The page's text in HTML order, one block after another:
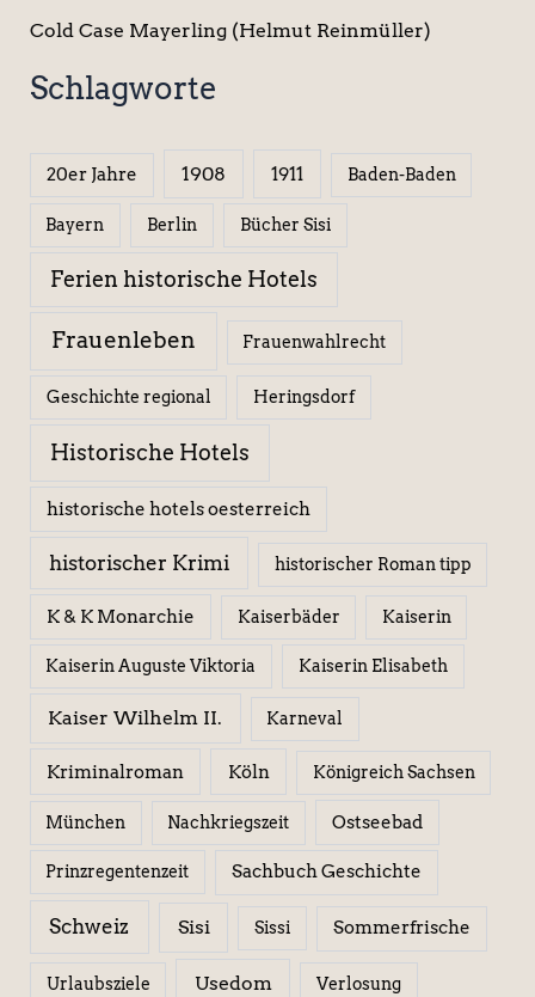
Cold Case Mayerling (Helmut Reinmüller)
Schlagworte
20er Jahre 1908 1911 Baden-Baden
Bayern Berlin Bücher Sisi
Ferien historische Hotels
Frauenleben Frauenwahlrecht
Geschichte regional Heringsdorf
Historische Hotels
historische hotels oesterreich
historischer Krimi historischer Roman tipp
K & K Monarchie Kaiserbäder Kaiserin
Kaiserin Auguste Viktoria Kaiserin Elisabeth
Kaiser Wilhelm II. Karneval
Kriminalroman Köln Königreich Sachsen
München Nachkriegszeit Ostseebad
Prinzregentenzeit Sachbuch Geschichte
Schweiz Sisi Sissi Sommerfrische
Urlaubsziele Usedom Verlosung